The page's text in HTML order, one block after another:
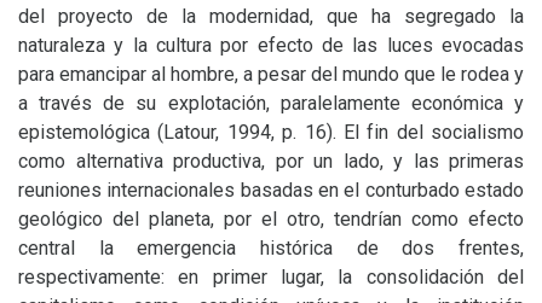
del proyecto de la modernidad, que ha segregado la
naturaleza y la cultura por efecto de las luces evocadas
para emancipar al hombre, a pesar del mundo que le rodea y
a través de su explotación, paralelamente económica y
epistemológica (Latour, 1994, p. 16). El fin del socialismo
como alternativa productiva, por un lado, y las primeras
reuniones internacionales basadas en el conturbado estado
geológico del planeta, por el otro, tendrían como efecto
central la emergencia histórica de dos frentes,
respectivamente: en primer lugar, la consolidación del